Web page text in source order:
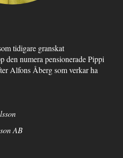
tidigare granskat
den numera pensionerade Pippi
Alfons Åberg som verkar ha
AB